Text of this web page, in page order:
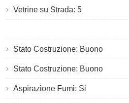
Vetrine su Strada: 5
Stato Costruzione: Buono
Stato Costruzione: Buono
Aspirazione Fumi: Si